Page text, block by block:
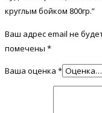
круглым бойком 800гр.”
Ваш адрес email не
помечены *
Ваша оценка *